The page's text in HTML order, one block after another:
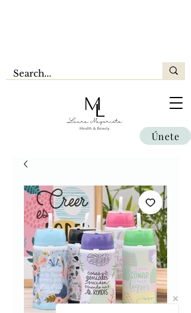
Únete